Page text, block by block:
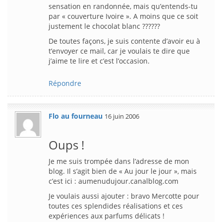
sensation en randonnée, mais qu’entends-tu
par « couverture Ivoire ». A moins que ce soit
justement le chocolat blanc ??????
De toutes façons, je suis contente d’avoir eu à
t’envoyer ce mail, car je voulais te dire que
j’aime te lire et c’est l’occasion.
Répondre
Flo au fourneau 16 juin 2006
Oups !
Je me suis trompée dans l’adresse de mon
blog. Il s’agit bien de « Au jour le jour », mais
c’est ici : aumenudujour.canalblog.com
Je voulais aussi ajouter : bravo Mercotte pour
toutes ces splendides réalisations et ces
expériences aux parfums délicats !